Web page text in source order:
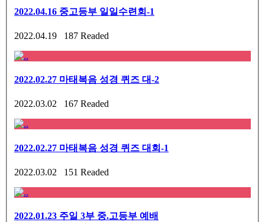
2022.04.16 중고등부 일일수련회-1
2022.04.19 187 Readed
2022.02.27 마태복음 성경 퀴즈 대-2
2022.03.02 167 Readed
2022.02.27 마태복음 성경 퀴즈 대회-1
2022.03.02 151 Readed
2022.01.23 주일 3부 중.고등부 예배